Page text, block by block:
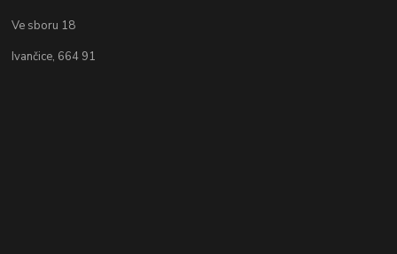
Ve sboru 18
Ivančice, 664 91